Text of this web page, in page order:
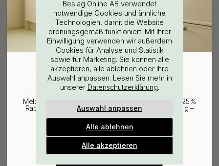
Geschirrspüler - Silgranit
Beslag Online AB verwendet
notwendige Cookies und ähnliche
Technologien, damit die Website
ordnungsgemäß funktioniert. Mit Ihrer
Einwilligung verwenden wir außerdem
Cookies für Analyse und Statistik
sowie für Marketing. Sie können alle
akzeptieren, alle ablehnen oder Ihre
Auswahl anpassen. Lesen Sie mehr in
unserer Datenschutzerklärung.
Auswahl anpassen
Alle ablehnen
Alle akzeptieren
WOULD YOU RATHER VISIT?
EU
CHANGE COUNTRY
25% Rabatt auf deinen
günstigsten Artikel
Melde dich für unseren Newsletter an und erhalte 25%
Rabatt auf den günstigsten Artikel deiner Bestellung –
plus Inspiration und exklusive Angebote.
Gültig bis zum 31. August